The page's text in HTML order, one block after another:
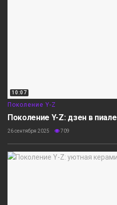
10:07
Поколение Y-Z
Поколение Y-Z: дзен в пиале
26 сентября 2025 709